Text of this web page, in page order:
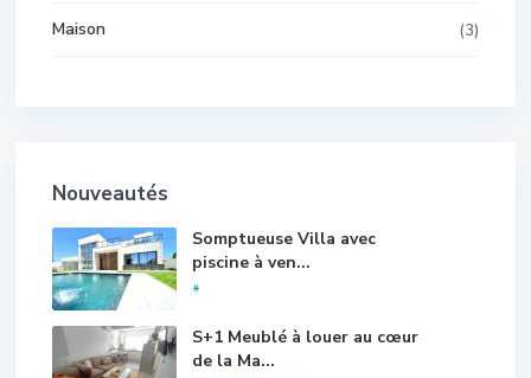
Maison (3)
Nouveautés
Somptueuse Villa avec
piscine à ven...
*
S+1 Meublé à louer au cœur
de la Ma...